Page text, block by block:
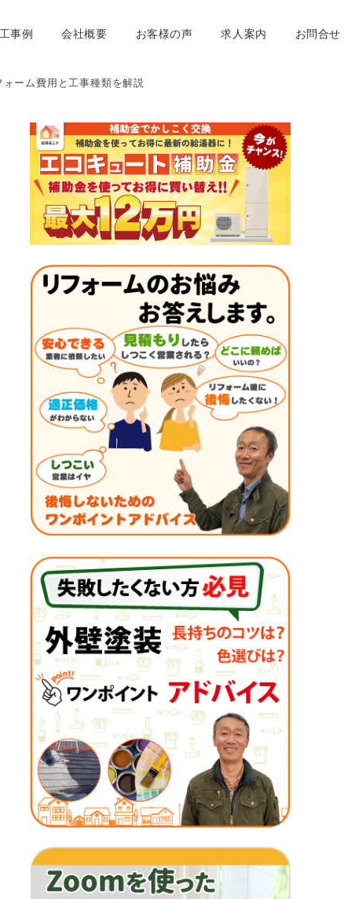
事例 会社概要 お客様の声 求人案内 お問合せ
ーム費用と工事種類を解説